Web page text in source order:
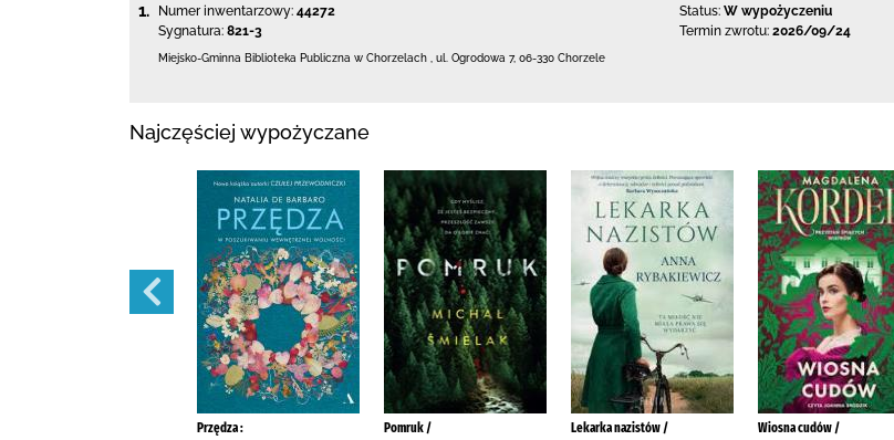
1. Numer inwentarzowy: 44272
Sygnatura: 821-3
Status: W wypożyczeniu
Termin zwrotu: 2026/09/24
Miejsko-Gminna Biblioteka Publiczna w Chorzelach ul. Ogrodowa 7, 06-330 Chorzele
Najczęściej wypożyczane
Przędza :
Pomruk /
Lekarka nazistów /
Wiosna cudów /